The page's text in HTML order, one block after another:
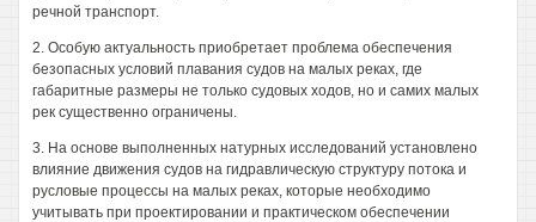
речной транспорт.
2. Особую актуальность приобретает проблема обеспечения
безопасных условий плавания судов на малых реках, где
габаритные размеры не только судовых ходов, но и самих малых
рек существенно ограничены.
3. На основе выполненных натурных исследований установлено
влияние движения судов на гидравлическую структуру потока и
русловые процессы на малых реках, которые необходимо
учитывать при проектировании и практическом обеспечении